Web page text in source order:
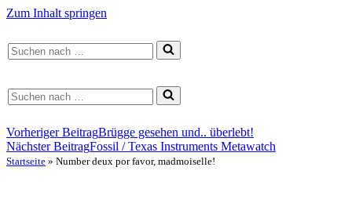
Zum Inhalt springen
Suchen
nach …
Suchen
nach …
Vorheriger BeitragBrügge gesehen und.. überlebt!
Nächster BeitragFossil / Texas Instruments Metawatch
Startseite » Number deux por favor, madmoiselle!